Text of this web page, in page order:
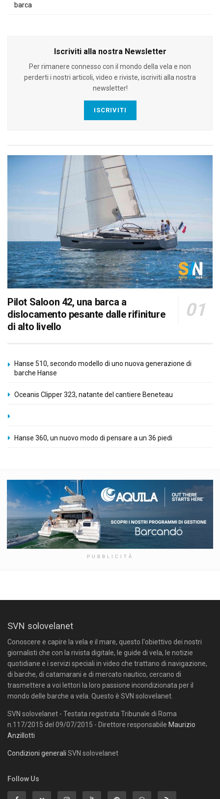
barca
Iscriviti alla nostra Newsletter
Per rimanere connesso con il mondo della vela e non
perderti i nostri articoli, video e riviste, iscriviti alla nostra
newsletter!
ISCRIVITI
Pilot Saloon 42, una barca a
dislocamento pesante dalle rifiniture
di alto livello
Hanse 510, secondo modello di uno nuova generazione di
barche Hanse
Oceanis Clipper 323, natante del cantiere Beneteau
Hanse 360, un nuovo modo di pensare a un 36 piedi
PUBBLICITÀ
SVN solovelanet
Conoscere e capire la vela e il mare, questo l'obiettivo dei nostri
giornalisti che con la rivista digitale, le guide di vela, le notizie
quotidiane e i servizi speciali in video che trattano di navigazione,
di barche, di catamarani e di mercato nautico, cercano di
trasmettere a voi lettori la loro passione incondizionata per il
mondo delle barche a vela. Questo è SVN solovelanet.
SVN solovelanet - Testata registrata Tribunale di Roma
n.117/2015 del 09/07/2015 - Direttore responsabile Maurizio
Anzillotti
Condizioni generali SVN solovelanet
Follow Us